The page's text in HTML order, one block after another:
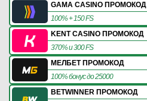
GAMA CASINO ПРОМОКОД
100% + 150 FS
KENT CASINO ПРОМОКОД
370% и 300 FS
МЕЛБЕТ ПРОМОКОД
100% бонус до 25000
BETWINNER ПРОМОКОД